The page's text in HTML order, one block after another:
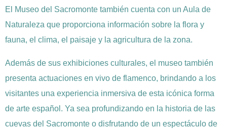
El Museo del Sacromonte también cuenta con un Aula de
Naturaleza que proporciona información sobre la flora y
fauna, el clima, el paisaje y la agricultura de la zona.
Además de sus exhibiciones culturales, el museo también
presenta actuaciones en vivo de flamenco, brindando a los
visitantes una experiencia inmersiva de esta icónica forma
de arte español. Ya sea profundizando en la historia de las
cuevas del Sacromonte o disfrutando de un espectáculo de